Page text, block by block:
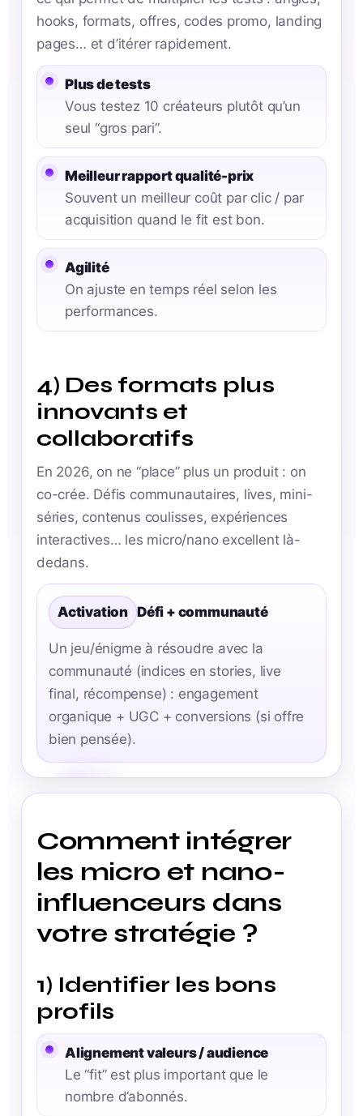
hooks, formats, offres, codes promo, landing
pages… et d’itérer rapidement.
Plus de tests
Vous testez 10 créateurs plutôt qu’un
seul “gros pari”.
Meilleur rapport qualité-prix
Souvent un meilleur coût par clic / par
acquisition quand le fit est bon.
Agilité
On ajuste en temps réel selon les
performances.
4) Des formats plus
innovants et
collaboratifs
En 2026, on ne “place” plus un produit : on
co-crée. Défis communautaires, lives, mini-
séries, contenus coulisses, expériences
interactives… les micro/nano excellent là-
dedans.
Activation Défi + communauté
Un jeu/énigme à résoudre avec la
communauté (indices en stories, live
final, récompense) : engagement
organique + UGC + conversions (si offre
bien pensée).
Comment intégrer
les micro et nano-
influenceurs dans
votre stratégie ?
1) Identifier les bons
profils
Alignement valeurs / audience
Le “fit” est plus important que le
nombre d’abonnés.